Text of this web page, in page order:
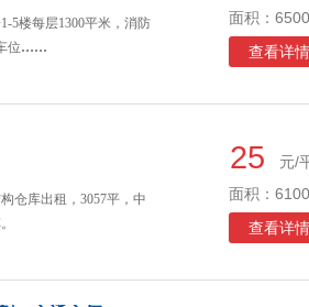
5楼每层1300平米，消防
位……
面积：
查看详情
仓库出租，3057平，中
25
元/
面积：
查看详情